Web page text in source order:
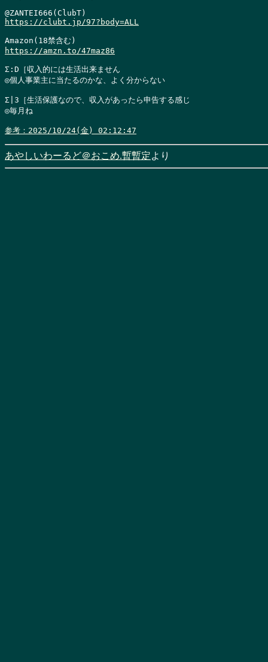
https://clubt.jp/97?body=ALL
https://amzn.to/47maz86
Σ:D［収入的には生活出来ません
◎個人事業主に当たるのかな、よく分からない
Σ|3［生活保護なので、収入があったら申告する感じ
◎毎月ね
参考：2025/10/24(金) 02:12:47
あやしいわーるど＠おこめ.暫暫定より